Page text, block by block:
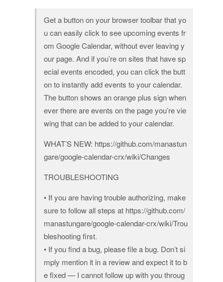
Get a button on your browser toolbar that yo
u can easily click to see upcoming events fr
om Google Calendar, without ever leaving y
our page. And if you’re on sites that have sp
ecial events encoded, you can click the butt
on to instantly add events to your calendar.
The button shows an orange plus sign when
ever there are events on the page you’re vie
wing that can be added to your calendar.
WHAT’S NEW: https://github.com/manastun
gare/google-calendar-crx/wiki/Changes
TROUBLESHOOTING
• If you are having trouble authorizing, make
sure to follow all steps at https://github.com/
manastungare/google-calendar-crx/wiki/Trou
bleshooting first.
• If you find a bug, please file a bug. Don’t si
mply mention it in a review and expect it to b
e fixed — I cannot follow up with you throug